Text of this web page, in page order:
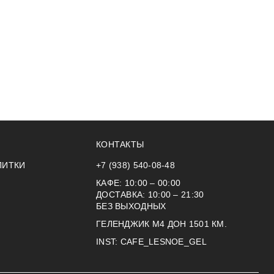
КОНТАКТЫ
+7 (938) 540-08-48
КАФЕ: 10:00 – 00:00
ДОСТАВКА: 10:00 – 21:30
БЕЗ ВЫХОДНЫХ
ГЕЛЕНДЖИК М4 ДОН 1501 КМ.
INST: CAFE_LESNOE_GEL